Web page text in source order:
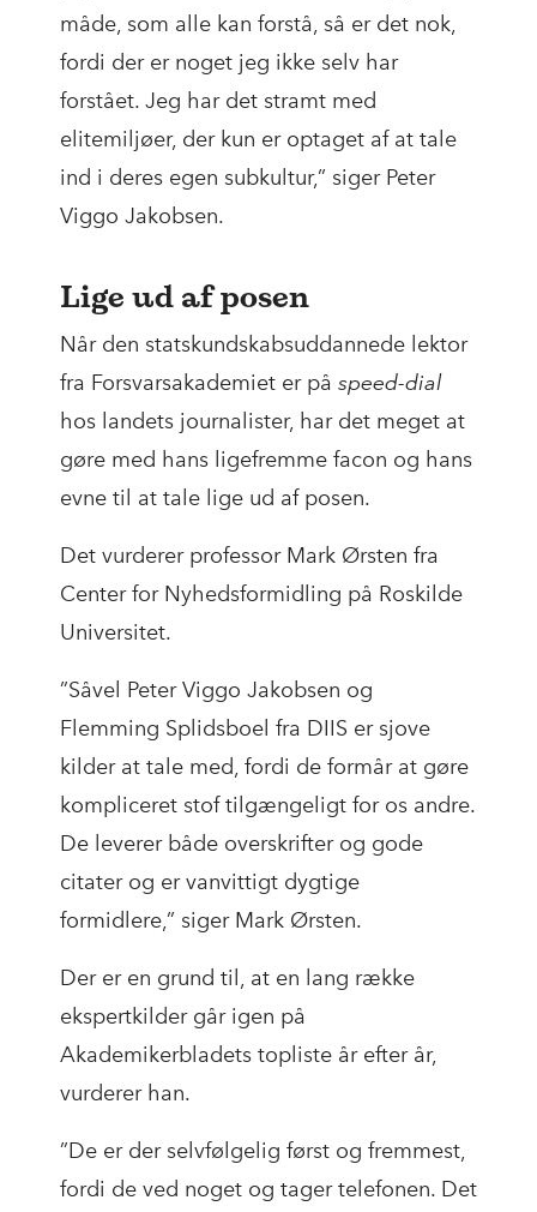
måde, som alle kan forstå, så er det nok,
fordi der er noget jeg ikke selv har
forstået. Jeg har det stramt med
elitemiljøer, der kun er optaget af at tale
ind i deres egen subkultur,” siger Peter
Viggo Jakobsen.
Lige ud af posen
Når den statskundskabsuddannede lektor
fra Forsvarsakademiet er på speed-dial
hos landets journalister, har det meget at
gøre med hans ligefremme facon og hans
evne til at tale lige ud af posen.
Det vurderer professor Mark Ørsten fra
Center for Nyhedsformidling på Roskilde
Universitet.
”Såvel Peter Viggo Jakobsen og
Flemming Splidsboel fra DIIS er sjove
kilder at tale med, fordi de formår at gøre
kompliceret stof tilgængeligt for os andre.
De leverer både overskrifter og gode
citater og er vanvittigt dygtige
formidlere,” siger Mark Ørsten.
Der er en grund til, at en lang række
ekspertkilder går igen på
Akademikerbladets topliste år efter år,
vurderer han.
”De er der selvfølgelig først og fremmest,
fordi de ved noget og tager telefonen. Det